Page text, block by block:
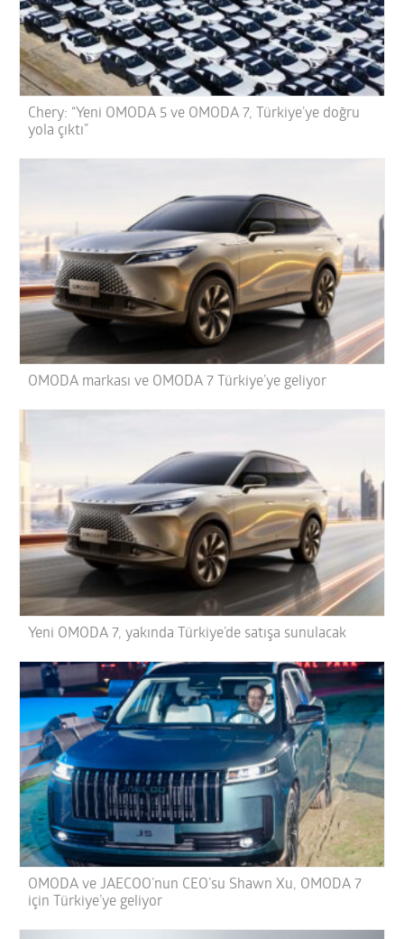
Chery: “Yeni OMODA 5 ve OMODA 7, Türkiye’ye doğru
yola çıktı”
OMODA markası ve OMODA 7 Türkiye’ye geliyor
Yeni OMODA 7, yakında Türkiye’de satışa sunulacak
OMODA ve JAECOO’nun CEO’su Shawn Xu, OMODA 7
için Türkiye’ye geliyor